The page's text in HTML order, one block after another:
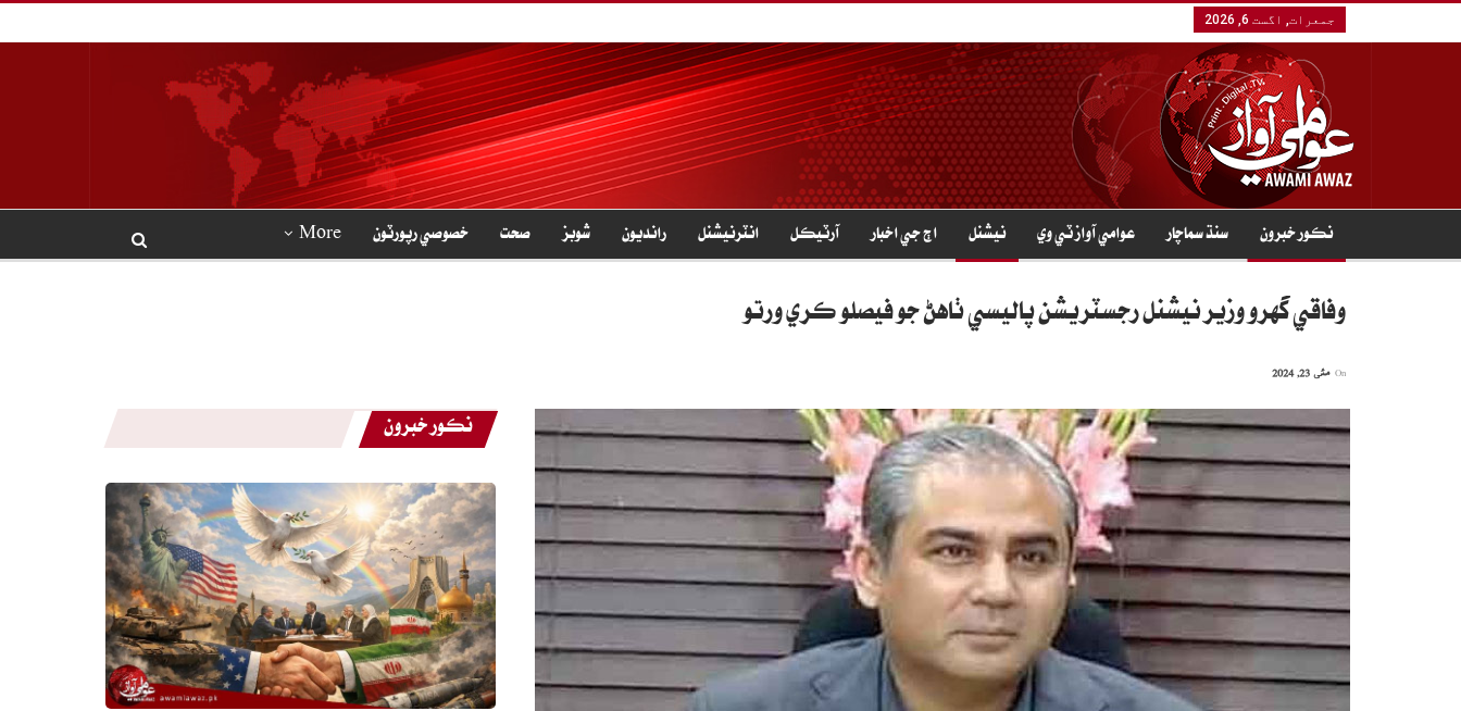
جمعرات, اگست 6, 2026
نڪور خبرون سنڌ سماچار عوامي آواز ٽي وي نيشنل اڄ جي اخبار آرٽيڪل انٽرنيشنل رانديون شوبز صحت خصوصي رپورٽون More
وفاقي گهرو وزير نيشنل رجسٽريشن پاليسي ٺاهڻ جو فيصلو ڪري ورتو
مئی 23, 2024
نڪور خبرون